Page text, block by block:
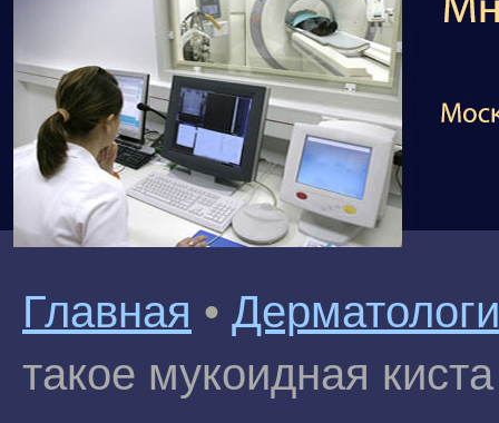
Главная •
такое мукоидная